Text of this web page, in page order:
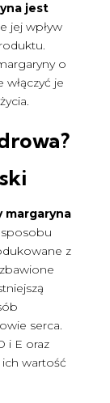
jest
jej wpływ
o
je
?
margaryna
sposobu
z
serca.
i E oraz
wartość